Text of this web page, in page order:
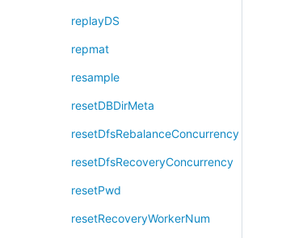
replayDS
repmat
resample
resetDBDirMeta
resetDfsRebalanceConcurrency
resetDfsRecoveryConcurrency
resetPwd
resetRecoveryWorkerNum